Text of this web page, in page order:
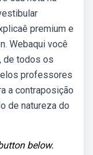
premium e
Webaqui você
de todos os
professores
a contraposição
de natureza do
below.